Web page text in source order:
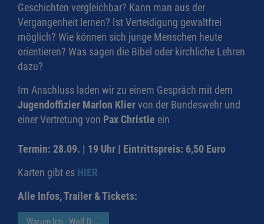
Geschichten vergleichbar? Kann man aus der
Vergangenheit lernen? Ist Verteidigung gewaltfrei
möglich? Wie können sich junge Menschen heute
orientieren? Was sagen die Bibel oder kirchliche Lehren
dazu?
Im Anschluss laden wir zu einem Gespräch mit dem
Jugendoffizier Marlon Kliervon der Bundeswehr und
einer Vertretung von Pax Christie ein
Termin: 28.09. | 19 Uhr | Eintrittspreis: 6,50 Euro
Karten gibt es HIER
Alle Infos, Trailer & Tickets: